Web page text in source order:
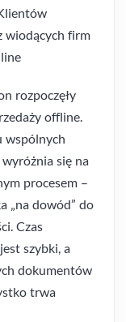
wiodących firm
rozpoczęły
offline.
wspólnych
się na
procesem –
„na dowód” do
Czas
szybki, a
dokumentów
trwa